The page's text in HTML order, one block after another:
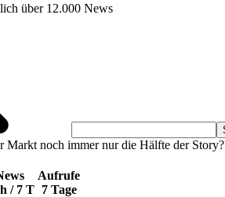
über 12.000 News
Markt noch immer nur die Hälfte der Story?
/ 7 T
Aufrufe
7 Tage